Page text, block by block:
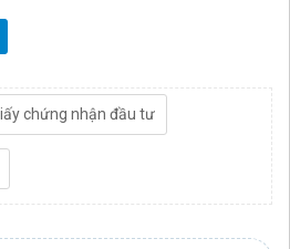
chứng nhận đầu tư